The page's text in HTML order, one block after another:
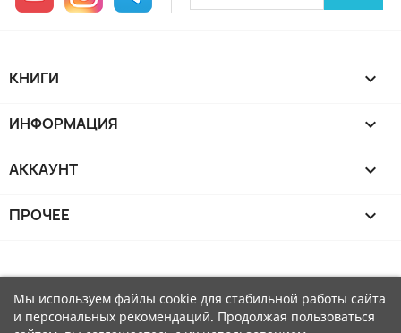
КНИГИ 
ИНФОРМАЦИЯ 
АККАУНТ 
ПРОЧЕЕ 
Мы используем файлы cookie для стабильной работы сайта
и персональных рекомендаций. Продолжая пользоваться